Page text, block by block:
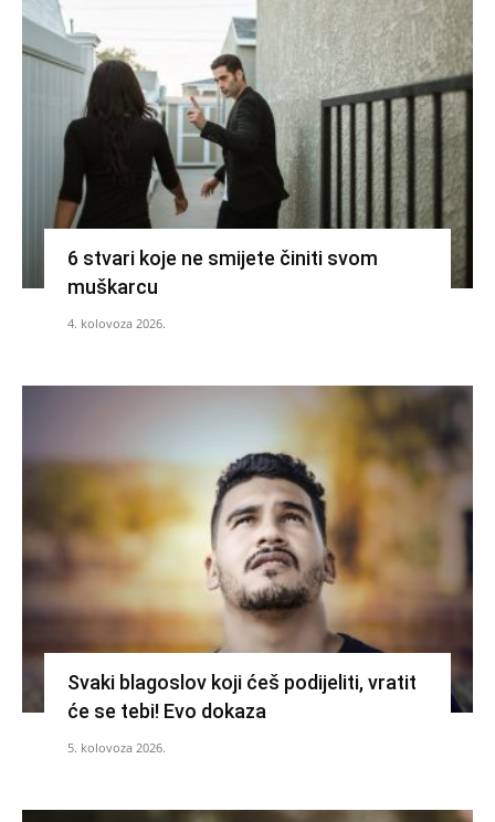
6 stvari koje ne smijete činiti svom
muškarcu
4. kolovoza 2026.
Svaki blagoslov koji ćeš podijeliti, vratit
će se tebi! Evo dokaza
5. kolovoza 2026.